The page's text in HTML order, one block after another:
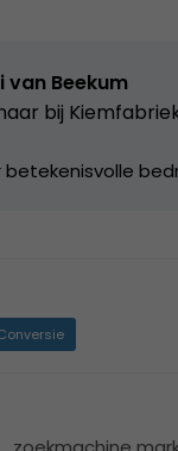
van Beekum
bij